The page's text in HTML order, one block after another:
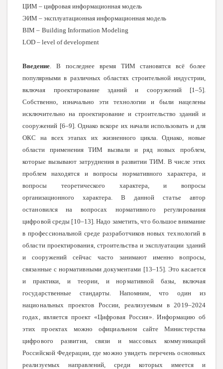
ЦИМ – цифровая информационная модель
ЭИМ –эксплуатационная информационная модель
BIM – Building Information Modeling
LOD – level of development
Введение . В последнее время ТИМ становятся всё более
популярными в различных областях строительной индустрии,
включая проектирование зданий и сооружений [1–5].
Собственно, изначально эти технологии и были нацелены
исключительно на проектирование и строительство зданий и
сооружений [6–9]. Однако вскоре их начали использовать и для
ОКС на всех этапах их жизненного цикла. Однако, новые
области применения ТИМ вызвали и ряд новых проблем,
которые вызывают затруднения в развитии ТИМ. В числе этих
проблем находятся и вопросы нормативного характера, и
вопросы теоретического характера, и вопросы
организационного характера. В данной статье автор
остановился на вопросах нормативного регулирования
цифровой среды [10–13]. Надо заметить, что большое внимание
в профессиональной среде разработчиков новых технологий в
области проектирования, строительства и эксплуатации зданий
и сооружений сейчас часто занимают именно вопросы,
связанные с нормативными документами [13–15]. Это касается
и практики, и теории, и нормативной базы, включая
государственные стандарты. Напомним, что один из
национальных проектов России, реализуемым в 2019–2024
годах, является проект «Цифровая Россия». Информацию об
этих проектах можно официальном сайте Министерства
цифрового развития, связи и массовых коммуникаций
Российской Федерации, где можно увидеть перечень основных
реализуемых направлений, среди которых имеется и